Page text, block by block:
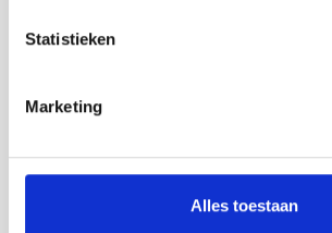
Statistieken
Marketing
Alles toestaan